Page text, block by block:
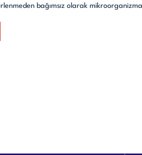
bağımsız olarak